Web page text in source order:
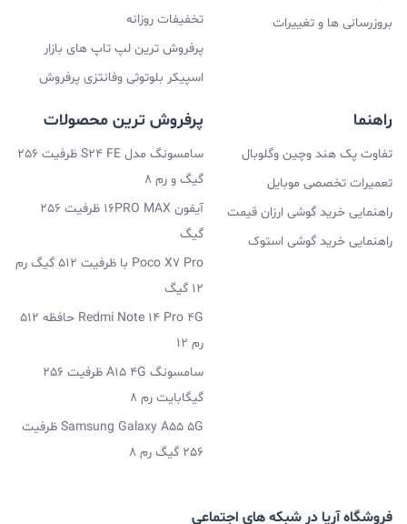
بروزرسانی ها و تغییرات
تخفیفات روزانه
پرفروش ترین لپ تاپ های بازار
اسپیکر بلوتوثی وفانتزی پرفروش
راهنما
تفاوت پک هند وچین وگلوبال
تعمیرات تخصصی موبایل
راهنمایی خرید گوشی ارزان قیمت
راهنمایی خرید گوشی استوک
پرفروش ترین محصولات
سامسونگ مدل S24 FE ظرفیت 256
گیگ و رم 8
آیفون 16PRO MAX ظرفیت 256
گیگ
Poco X7 Pro با ظرفیت 512 گیگ رم
12 گیگ
Redmi Note 14 Pro 4G حافظه 512
رم 12
سامسونگ A15 4G ظرفیت 256
گیگابایت رم 8
Samsung Galaxy A55 5G ظرفیت
256 گیگ رم 8
فروشگاه آریا در شبکه های اجتماعی